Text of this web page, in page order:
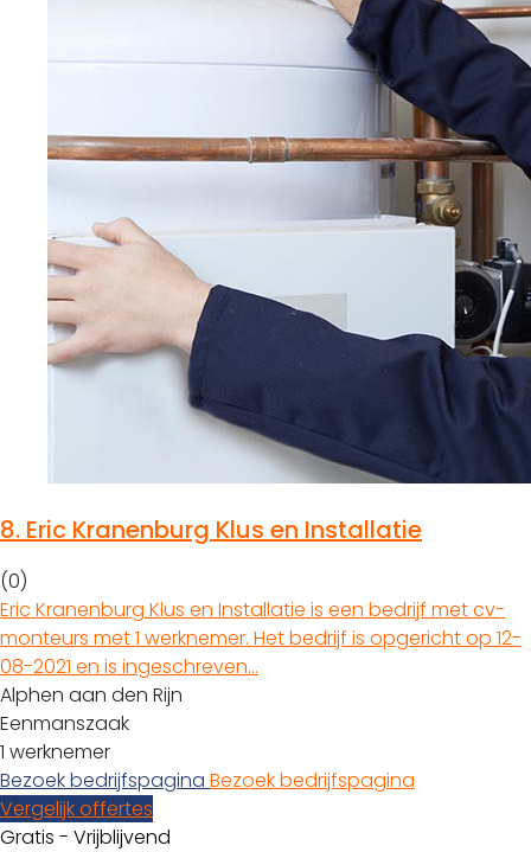
8. Eric Kranenburg Klus en Installatie
(0)
Eric Kranenburg Klus en Installatie is een bedrijf met cv-
monteurs met 1 werknemer. Het bedrijf is opgericht op 12-
08-2021 en is ingeschreven…
Alphen aan den Rijn
Eenmanszaak
1 werknemer
Bezoek bedrijfspagina Bezoek bedrijfspagina
Vergelijk offertes
Gratis - Vrijblijvend